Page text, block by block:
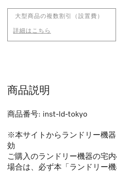
大型商品の複数割引（設置費）
詳細はこちら
商品説明
商品番号: inst-ld-tokyo
※本サイトからランドリー機
効
ご購入のランドリー機器の宅
場合は、必ず本「ランドリー